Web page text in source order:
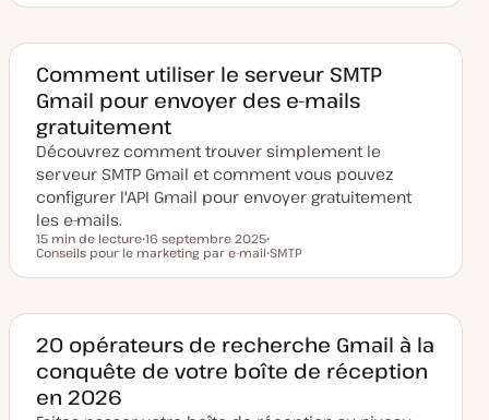
t
i
s
à
j
o
u
r
j
u
Comment utiliser le serveur SMTP
Gmail pour envoyer des e-mails
gratuitement
Découvrez comment trouver simplement le
serveur SMTP Gmail et comment vous pouvez
configurer l'API Gmail pour envoyer gratuitement
les e-mails.
Temps de lecture
15 min de lecture
D
t
m
i
s
e
16 septembre 2025
S
j
Conseils pour le marketing par e-mail
u
SMTP
20 opérateurs de recherche Gmail à la
conquête de votre boîte de réception
en 2026